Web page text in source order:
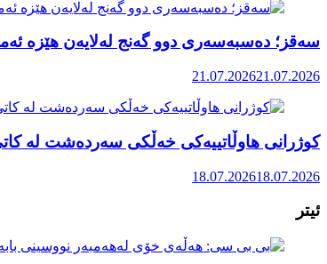
سەقز؛ دەسبەسەری دوو گەنج لەلایەن هێزە
21.07.202621.07.2026
کوژرانی هاوڵاتییەکی خەڵکی سەردەشت لە
18.07.202618.07.2026
ئیتر